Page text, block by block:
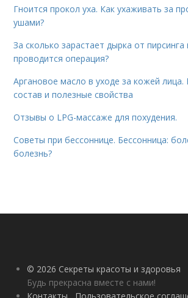
Гноится прокол уха. Как ухаживать за
ушами?
За сколько зарастает дырка от пирсинга
проводится операция?
Аргановое масло в уходе за кожей лица.
состав и полезные свойства
Отзывы о LPG-массаже для похудения.
Советы при бессоннице. Бессонница:
болезнь?
© 2026 Секреты красоты и здоровья
Будь прекрасна вместе с нами!